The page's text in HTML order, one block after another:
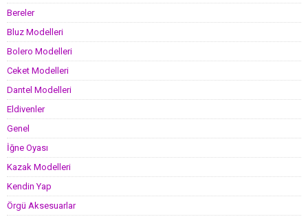
Bereler
Bluz Modelleri
Bolero Modelleri
Ceket Modelleri
Dantel Modelleri
Eldivenler
Genel
İğne Oyası
Kazak Modelleri
Kendin Yap
Örgü Aksesuarlar